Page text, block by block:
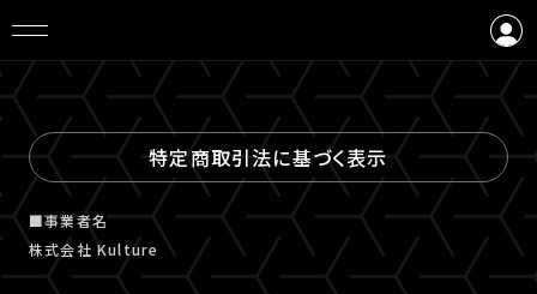
会員登録
特定商取引法に基づく表示
■事業者名
株式会社 Kulture